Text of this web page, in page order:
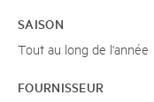
SAISON
Tout au long de l'année
FOURNISSEUR